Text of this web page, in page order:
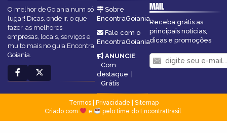
O melhor de Goiania num só
lugar! Dicas, onde ir, o que
fazer, as melhores
empresas, locais, serviços e
muito mais no guia Encontra
Goiania.
Sobre
EncontraGoiania
Fale com o
EncontraGoiania
ANUNCIE:
Com
destaque |
Grátis
MAIL
Receba grátis as
principais notícias,
dicas e promoções
Termos| Privacidade
Sitemap
Criado com
e pelo time do EncontraBrasil